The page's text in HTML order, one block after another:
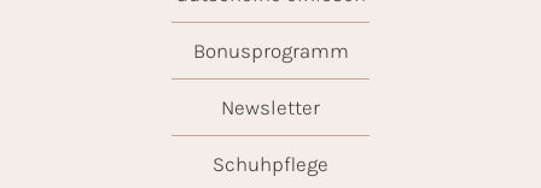
Bonusprogramm
Newsletter
Schuhpflege